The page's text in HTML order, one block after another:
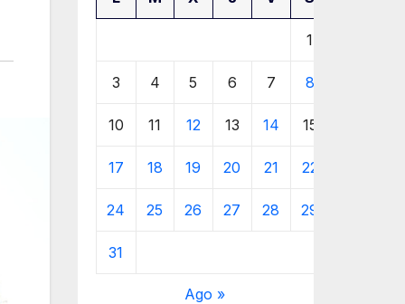
1
3 4 5 6 7 8
10 11 12 13 14 15
17 18 19 20 21 22
24 25 26 27 28 29
31
Ago »